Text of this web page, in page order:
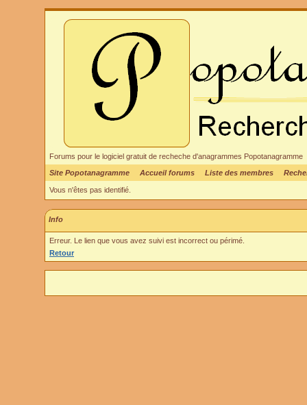
Forums pour le logiciel gratuit de recheche d'anagrammes Popotanagramme
Site Popotanagramme
Accueil forums Liste des membres
Vous n'êtes pas identifié.
Info
Erreur. Le lien que vous avez suivi est incorrect ou périmé.
Retour